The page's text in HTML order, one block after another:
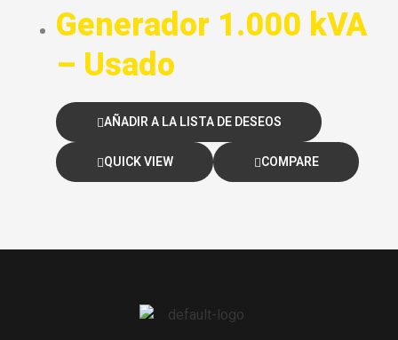
Generador 1.000 kVA
– Usado
AÑADIR A LA LISTA DE DESEOS
QUICK VIEW COMPARE